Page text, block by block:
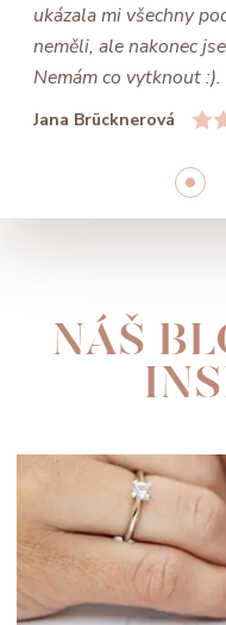
ukázala mi všechny
neměli, ale nakonec
Nemám co vytknout :).
Jana Brücknerová
NÁŠ